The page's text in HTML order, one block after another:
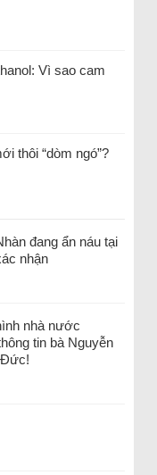
Vì sao cam
thôi “dòm ngó”?
đang ẩn náu tại
nhận
nhà nước
tin bà Nguyễn
Đức!